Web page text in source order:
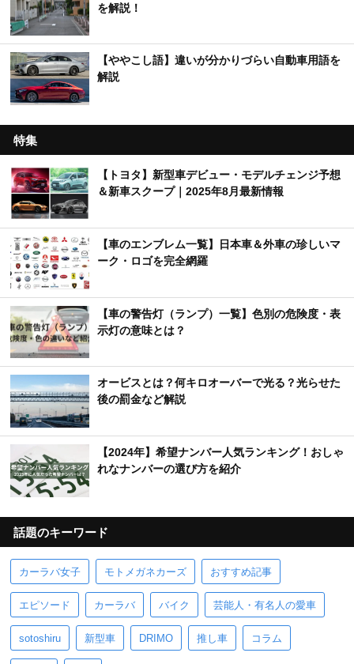
を解説！
【ややこし語】違いが分かりづらい自動車用語を
解説
特集
【トヨタ】新型車デビュー・モデルチェンジ予想
＆新車スクープ｜2025年8月最新情報
【車のエンブレム一覧】日本車＆外車の珍しいマ
ーク・ロゴを完全網羅
【車の警告灯（ランプ）一覧】色別の危険度・表
示灯の意味とは？
オービスとは？何キロオーバーで光る？光らせた
後の罰金など解説
【2024年】希望ナンバー人気ランキング！おしゃ
れなナンバーの選び方を紹介
話題のキーワード
カーラバ女子 モトメガネカーズ おすすめ記事
エピソード カーラバ バイク 芸能人・有名人の愛車
sotoshiru 新型車 DRIMO 推し車 コラム